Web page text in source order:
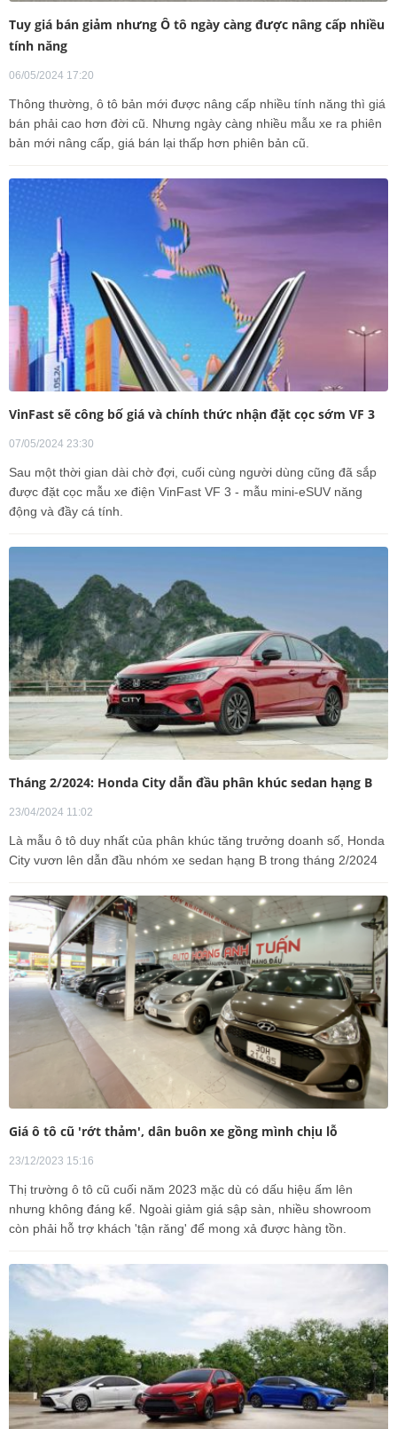
Tuy giá bán giảm nhưng Ô tô ngày càng được nâng cấp nhiều
tính năng
06/05/2024 17:20
Thông thường, ô tô bản mới được nâng cấp nhiều tính năng thì giá
bán phải cao hơn đời cũ. Nhưng ngày càng nhiều mẫu xe ra phiên
bản mới nâng cấp, giá bán lại thấp hơn phiên bản cũ.
VinFast sẽ công bố giá và chính thức nhận đặt cọc sớm VF 3
07/05/2024 23:30
Sau một thời gian dài chờ đợi, cuối cùng người dùng cũng đã sắp
được đặt cọc mẫu xe điện VinFast VF 3 - mẫu mini-eSUV năng
động và đầy cá tính.
Tháng 2/2024: Honda City dẫn đầu phân khúc sedan hạng B
23/04/2024 11:02
Là mẫu ô tô duy nhất của phân khúc tăng trưởng doanh số, Honda
City vươn lên dẫn đầu nhóm xe sedan hạng B trong tháng 2/2024
Giá ô tô cũ 'rớt thảm', dân buôn xe gồng mình chịu lỗ
23/12/2023 15:16
Thị trường ô tô cũ cuối năm 2023 mặc dù có dấu hiệu ấm lên
nhưng không đáng kể. Ngoài giảm giá sập sàn, nhiều showroom
còn phải hỗ trợ khách 'tận răng' để mong xả được hàng tồn.